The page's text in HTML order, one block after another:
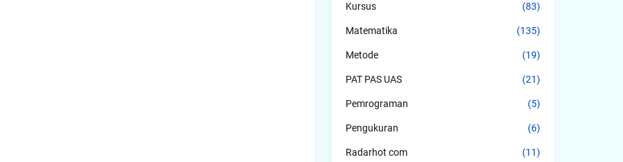
Kursus (83)
Matematika (135)
Metode (19)
PAT PAS UAS (21)
Pemrograman (5)
Pengukuran (6)
Radarhot com (11)